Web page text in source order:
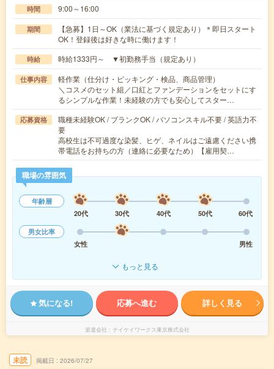
時間 9:00～16:00
期間
【急募】1日～OK（業法に基づく規定あり）＊即日スタート
OK！登録後は好きな時に働けます！
時給 時給1333円～ ▼初勤務手当（規定あり）
仕事内容
軽作業（仕分け・ピッキング・検品、商品管理）
＼コスメのセット組／口紅とファンデーションをセットにす
るシンプルな作業！未経験の方でも安心してスター…
応募資格
職種未経験OK / ブランクOK / パソコンスキル不要 / 英語力不
要
高校生は不可過度な染髪、ヒゲ、ネイルはご遠慮ください携
帯電話をお持ちの方（連絡に必要なため）【雇用契…
職場の雰囲気
年齢層
20代
30代 40代 50代
60代
男女比率
女性
男性
もっと見る
気になる! 応募へ進む 詳しく見る
派遣会社 テイケイワークス東京株式会社
未読 掲載日 2026/07/27